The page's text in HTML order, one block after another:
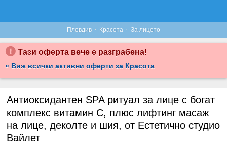
Пловдив · Красота · За лицето
Тази оферта вече е разграбена!
» Виж всички активни оферти за Красота
Антиоксидантен SPA ритуал за лице с богат
комплекс витамин С, плюс лифтинг масаж
на лице, деколте и шия, от Естетично студио
Вайлет